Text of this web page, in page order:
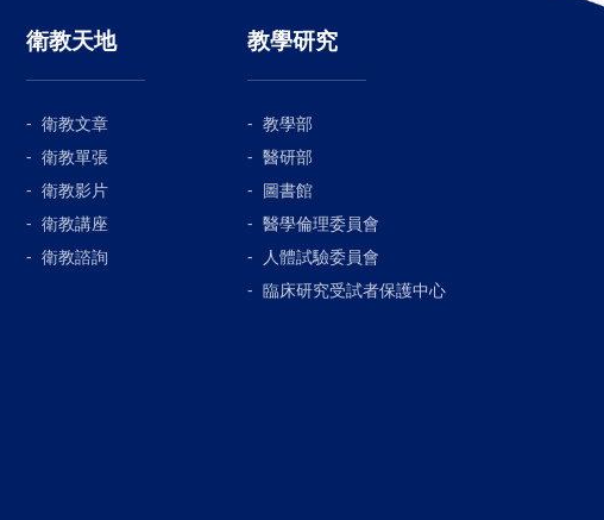
衛教天地
衛教文章
衛教單張
衛教影片
衛教講座
衛教諮詢
教學研究
教學部
醫研部
圖書館
醫學倫理委員會
人體試驗委員會
臨床研究受試者保護中心